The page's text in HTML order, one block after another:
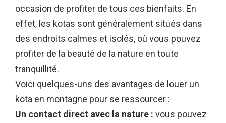
occasion de profiter de tous ces bienfaits. En
effet, les kotas sont généralement situés dans
des endroits calmes et isolés, où vous pouvez
profiter de la beauté de la nature en toute
tranquillité.
Voici quelques-uns des avantages de louer un
kota en montagne pour se ressourcer :
Un contact direct avec la nature : vous pouvez